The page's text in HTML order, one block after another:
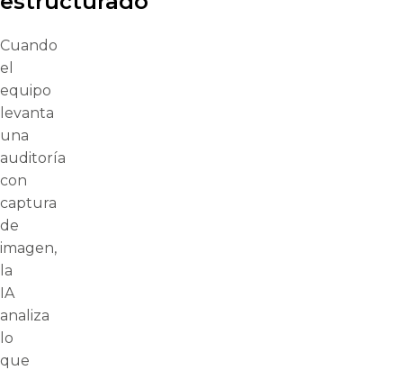
Cuando
el
equipo
levanta
una
auditoría
con
captura
de
imagen,
la
IA
analiza
lo
que